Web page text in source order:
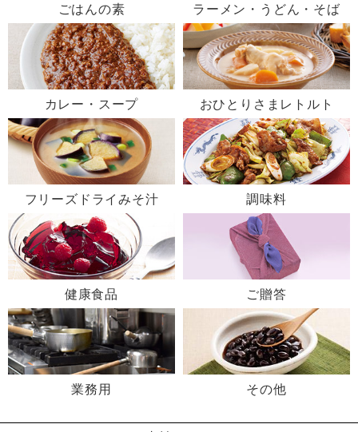
ごはんの素 ラーメン・うどん・そば
カレー・スープ おひとりさまレトルト
フリーズドライみそ汁 調味料
健康食品 ご贈答
業務用 その他